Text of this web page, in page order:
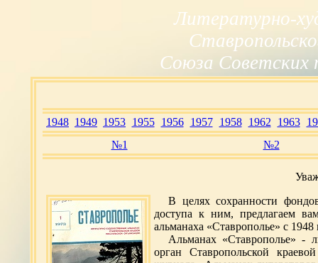
Литературно-
Союза Советских
1948 1949 1953 1955 1956 1957 1958 1962 1963
№1
№2
В целях сохранности
доступа к ним, предлагаем
альманаха «Ставрополье» с 1948
Альманах «Ставрополье» -
орган Ставропольской